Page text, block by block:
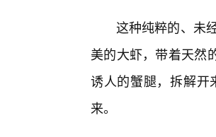
这种纯粹的、未
美的大虾，带着天然
诱人的蟹腿，拆解开
来。